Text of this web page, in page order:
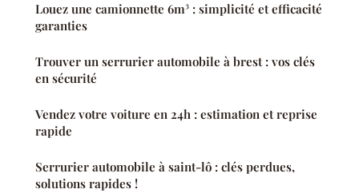
Louez une camionnette 6m³ : simplicité et efficacité
garanties
Trouver un serrurier automobile à brest : vos clés
en sécurité
Vendez votre voiture en 24h : estimation et reprise
rapide
Serrurier automobile à saint-lô : clés perdues,
solutions rapides !